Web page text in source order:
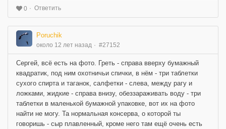
0 Ответить
Poruchik
около 12 лет назад #27152
Сергей, всё есть на фото. Греть - справа вверху бумажный
квадратик, под ним охотничьи спички, в нём - три таблетки
сухого спирта и таганок, салфетки - слева, между рагу и
ложками, жидкие - справа внизу, обеззараживать воду - три
таблетки в маленькой бумажной упаковке, вот их на фото
найти не могу. Та нормальная консерва, о которой ты
говоришь - сыр плавленный, кроме него там ещё очень есть